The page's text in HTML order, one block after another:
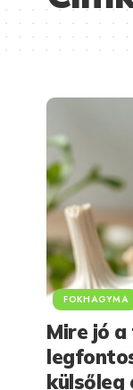
FOKHAGYMA
Mire jó a
külsőleg